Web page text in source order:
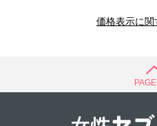
価格表示に